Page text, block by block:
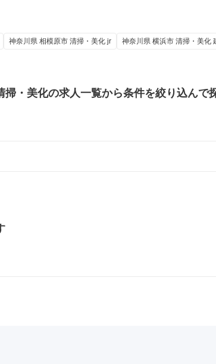
神奈川県 相模原市 清掃・美化 jr 神奈川県 横浜市 清掃・美化
掃・美化の求人一覧から条件を絞り込んで